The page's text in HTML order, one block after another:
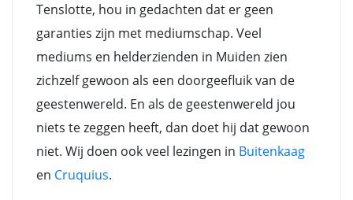
Tenslotte, hou in gedachten dat er geen
garanties zijn met mediumschap. Veel
mediums en helderzienden in Muiden zien
zichzelf gewoon als een doorgeefluik van de
geestenwereld. En als de geestenwereld jou
niets te zeggen heeft, dan doet hij dat gewoon
niet. Wij doen ook veel lezingen in Buitenkaag
en Cruquius.